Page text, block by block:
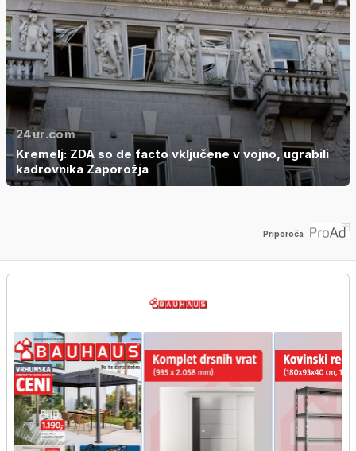
24ur.com
Kremelj: ZDA so de facto vključene v vojno, ugrabili
kadrovnika Zaporožja
Priporoča